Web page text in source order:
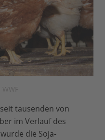
tausenden von
im Verlauf des
die Soja-